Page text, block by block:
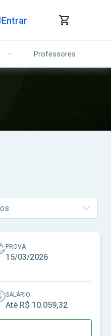
Entrar
Professores
PROVA
15/03/2026
SALÁRIO
Até R$ 10.059,32